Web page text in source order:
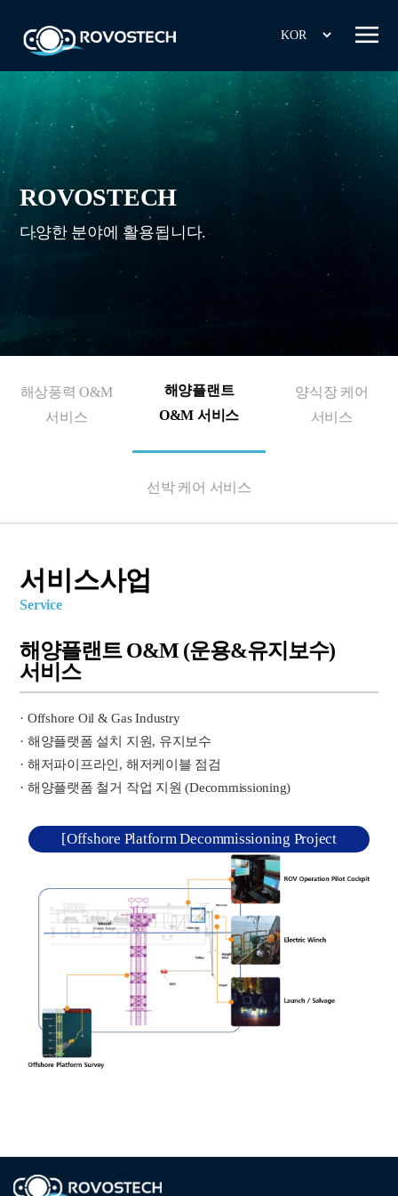
ROVOSTECH
다양한 분야에 활용됩니다.
해상풍력 O&M
서비스
해양플랜트
O&M 서비스
양식장 케어
서비스
선박 케어 서비스
서비스사업
Service
해양플랜트 O&M (운용&유지보수)
서비스
· Offshore Oil & Gas Industry
· 해양플랫폼 설치 지원, 유지보수
· 해저파이프라인, 해저케이블 점검
· 해양플랫폼 철거 작업 지원 (Decommissioning)
[Offshore Platform Decommissioning Project
(해양플랜트 해체 공사)]